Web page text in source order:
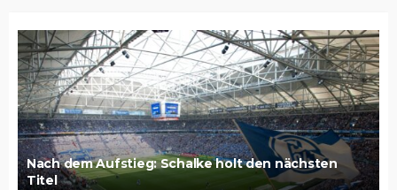
Nach dem Aufstieg: Schalke holt den nächsten
Titel